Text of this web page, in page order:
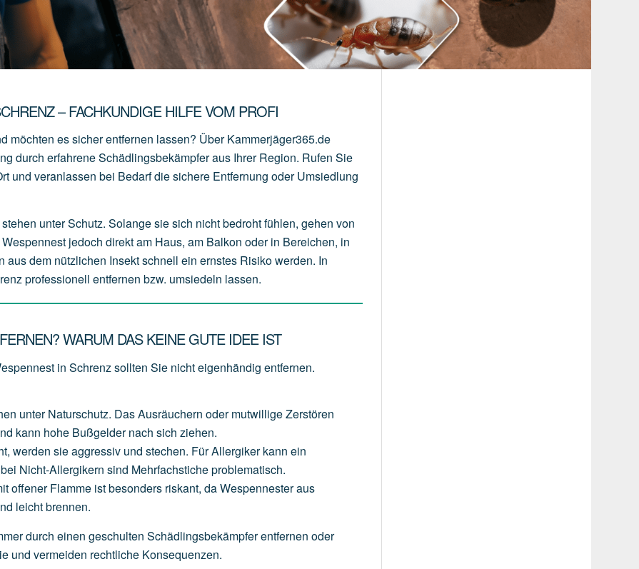
– FACHKUNDIGE HILFE VOM PROFI
möchten es sicher entfernen lassen? Über Kammerjäger365.de
durch erfahrene Schädlingsbekämpfer aus Ihrer Region. Rufen Sie
und veranlassen bei Bedarf die sichere Entfernung oder Umsiedlung
unter Schutz. Solange sie sich nicht bedroht fühlen, gehen von
jedoch direkt am Haus, am Balkon oder in Bereichen, in
dem nützlichen Insekt schnell ein ernstes Risiko werden. In
professionell entfernen bzw. umsiedeln lassen.
WARUM DAS KEINE GUTE IDEE IST
in Schrenz sollten Sie nicht eigenhändig entfernen.
unter Naturschutz. DasAusräuchern oder mutwilligeZerstören
kann hohe Bußgelder nach sich ziehen.
werden sieaggressiv und stechen. FürAllergiker kann ein
bei Nicht-Allergikern sind Mehrfachsticheproblematisch.
offener Flamme istbesonders riskant, daWespennesteraus
leichtbrennen.
durch einen geschulten Schädlingsbekämpfer entfernen oder
und vermeiden rechtliche Konsequenzen.